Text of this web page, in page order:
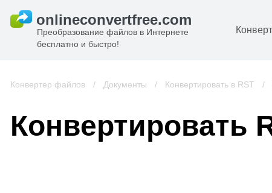
Преобразование файлов в Интернете
бесплатно и быстро!
Конвертер файлов / Документы / Конвертировать в RST /
Конвертировать